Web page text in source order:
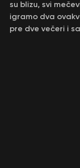
su blizu, svi
igramo dva
pre dve večeri i